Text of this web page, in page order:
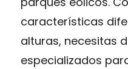
características
alturas, necesitas
especializados